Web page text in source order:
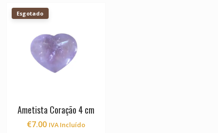
Esgotado
Ametista Coração 4 cm
€7.00 IVA Incluído